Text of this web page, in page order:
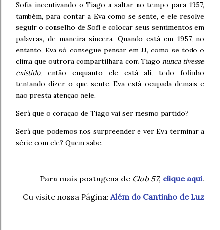
Sofía incentivando o Tiago a saltar no tempo para 1957,
também, para contar a Eva como se sente, e ele resolve
seguir o conselho de Sofí e colocar seus sentimentos em
palavras, de maneira sincera. Quando está em 1957, no
entanto, Eva só consegue pensar em JJ, como se todo o
clima que outrora compartilhara com Tiago nunca tivesse
existido, então enquanto ele está ali, todo fofinho
tentando dizer o que sente, Eva está ocupada demais e
não presta atenção nele.
Será que o coração de Tiago vai ser mesmo partido?
Será que podemos nos surpreender e ver Eva terminar a
série com ele? Quem sabe.
Para mais postagens de Club 57, clique aqui.
Ou visite nossa Página: Além do Cantinho de Luz